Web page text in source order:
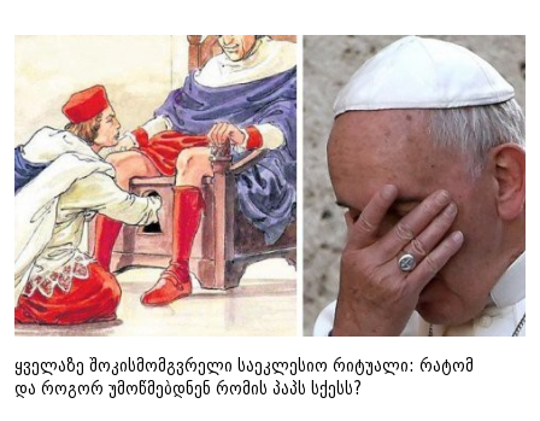
ყველაზე შოკისმომგვრელი საეკლესიო რიტუალი: რატომ
და როგორ უმოწმებდნენ რომის პაპს სქესს?